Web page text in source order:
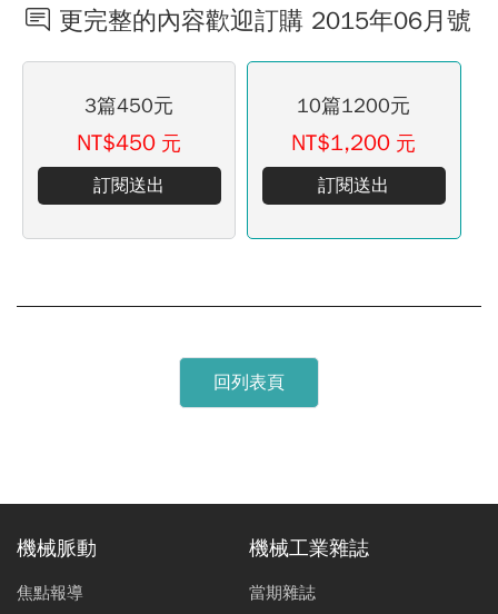
更完整的內容歡迎訂購 2015年06月號
3篇450元
NT$450 元
訂閱送出
10篇1200元
NT$1,200 元
訂閱送出
回列表頁
機械脈動
焦點報導
機械工業雜誌
當期雜誌